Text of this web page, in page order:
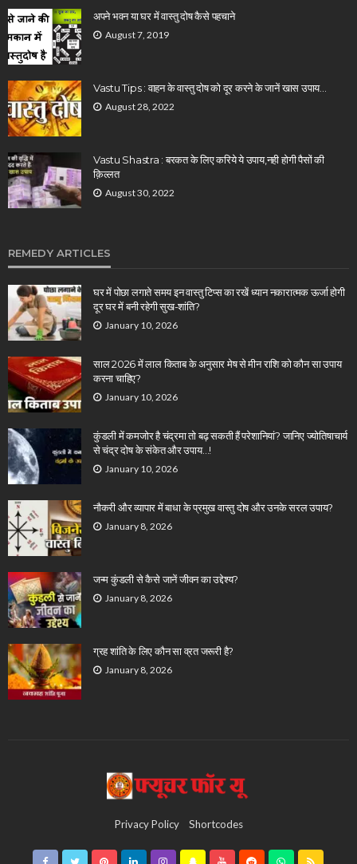
अपने भवन या घर में वास्तु दोष कैसे पहचाने
August 7, 2019
Vastu Tips : वाहन के वास्तु दोष को दूर करने के जानें खास उपाय…
August 28, 2022
Vastu Shastra : बरकत के लिए करिये ये उपाय,नही होगी पैसों की
क़िल्लत
August 30, 2022
REMEDY ARTICLES
घर में पोछा लगाते समय इन वास्तु टिप्स का रखें ध्यान नकारात्मक ऊर्जा होगी
दूर घर में बनी रहेगी सुख-शांति?
January 10, 2026
साल 2026 में लाल किताब के अनुसार मेष से मीन राशि को कौन सा उपाय
करना चाहिए?
January 10, 2026
कुंडली में कमजोर है चंद्रमा तो बढ़ सकती हैं परेशानियां? जानिए ज्योतिषाचार्य
से चंद्र दोष के संकेत और उपाय…!
January 10, 2026
नौकरी और व्यापार में बाधा के प्रमुख वास्तु दोष और उनके सरल उपाय?
January 8, 2026
जन्म कुंडली से कैसे जानें जीवन का उद्देश्य?
January 8, 2026
ग्रह शांति के लिए कौन सा व्रत जरूरी है?
January 8, 2026
Privacy Policy Shortcodes